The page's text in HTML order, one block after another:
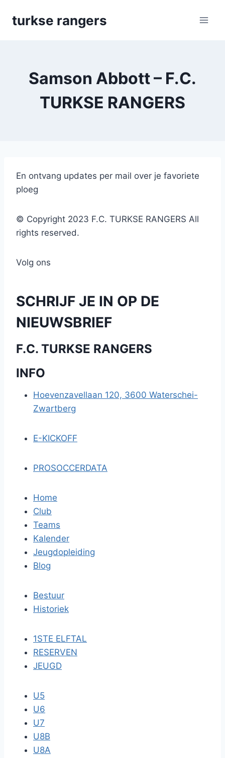
turkse rangers
Samson Abbott – F.C.
TURKSE RANGERS
En ontvang updates per mail over je favoriete
ploeg
© Copyright 2023 F.C. TURKSE RANGERS All
rights reserved.
Volg ons
SCHRIJF JE IN OP DE
NIEUWSBRIEF
F.C. TURKSE RANGERS
INFO
Hoevenzavellaan 120, 3600 Waterschei-
Zwartberg
E-KICKOFF
PROSOCCERDATA
Home
Club
Teams
Kalender
Jeugdopleiding
Blog
Bestuur
Historiek
1STE ELFTAL
RESERVEN
JEUGD
U5
U6
U7
U8B
U8A